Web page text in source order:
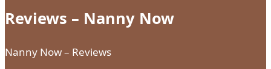
Reviews – Nanny Now
Nanny Now – Reviews